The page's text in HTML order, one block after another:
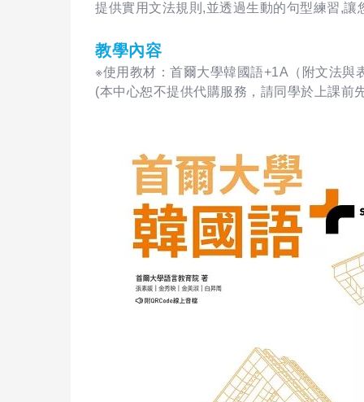
提供實用文法規則,並透過生動的句型練習,
教學內容
※使用教材：首爾大學韓國語+1A（附文法
(本中心恕不提供代購服務，請同學於上課